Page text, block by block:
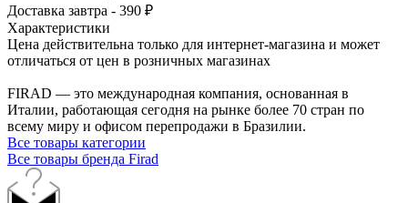
Доставка завтра - 390 ₽
Характеристики
Цена действительна только для интернет-магазина и может
отличаться от цен в розничных магазинах
FIRAD — это международная компания, основанная в
Италии, работающая сегодня на рынке более 70 стран по
всему миру и офисом перепродажи в Бразилии.
Все товары категории
Все товары бренда Firad